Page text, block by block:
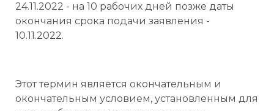
24.11.2022 - на 10 рабочих дней позже даты
окончания срока подачи заявления -
10.11.2022.
Этот термин является окончательным и
окончательным условием, установленным для